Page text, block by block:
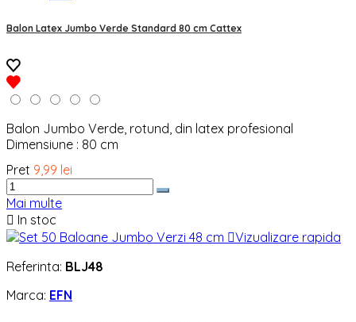
Balon Latex Jumbo Verde Standard 80 cm Cattex
Balon Jumbo Verde, rotund, din latex profesional
Dimensiune : 80 cm
Pret 9,99 lei
Mai multe
 In stoc
Vizualizare rapida
Referinta: BLJ48
Marca: EFN